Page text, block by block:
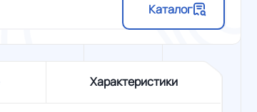
Каталог
Характеристики